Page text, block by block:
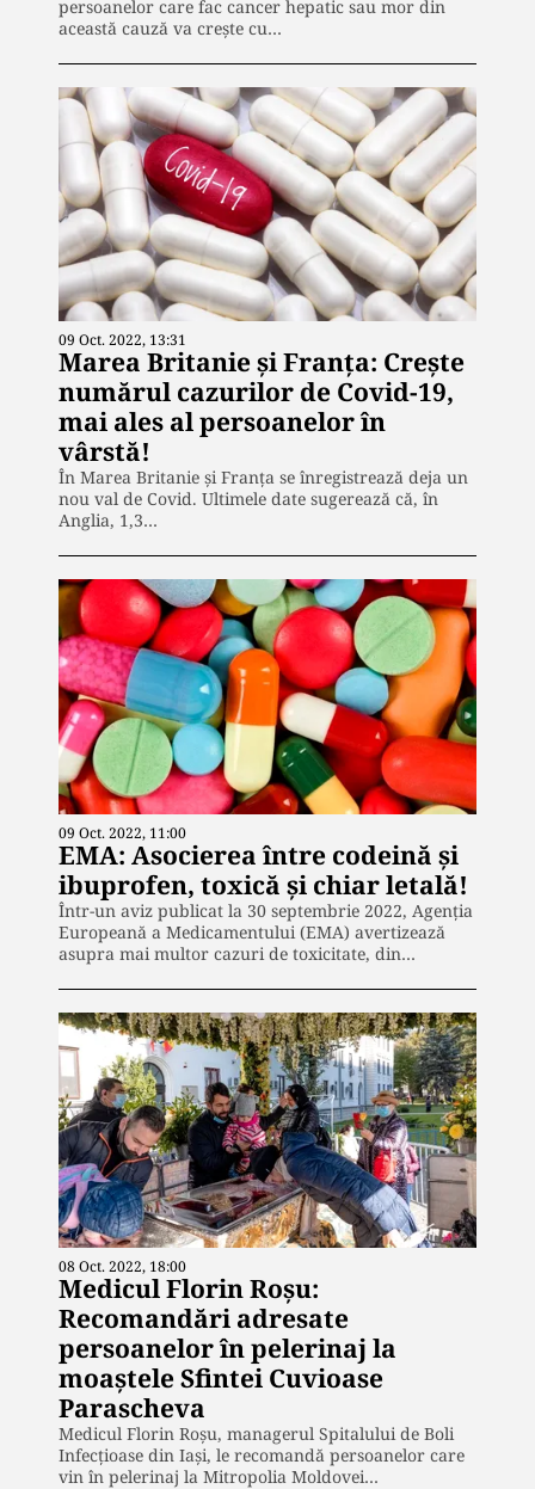
persoanelor care fac cancer hepatic sau mor din
această cauză va crește cu…
09 Oct. 2022, 13:31
Marea Britanie și Franța: Crește
numărul cazurilor de Covid-19,
mai ales al persoanelor în
vârstă!
În Marea Britanie și Franța se înregistrează deja un
nou val de Covid. Ultimele date sugerează că, în
Anglia, 1,3…
09 Oct. 2022, 11:00
EMA: Asocierea între codeină și
ibuprofen, toxică și chiar letală!
Într-un aviz publicat la 30 septembrie 2022, Agenția
Europeană a Medicamentului (EMA) avertizează
asupra mai multor cazuri de toxicitate, din…
08 Oct. 2022, 18:00
Medicul Florin Roșu:
Recomandări adresate
persoanelor în pelerinaj la
moaștele Sfintei Cuvioase
Parascheva
Medicul Florin Roșu, managerul Spitalului de Boli
Infecțioase din Iași, le recomandă persoanelor care
vin în pelerinaj la Mitropolia Moldovei…